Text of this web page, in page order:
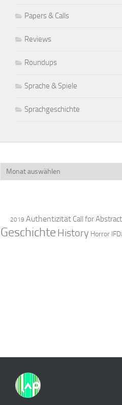
Papers & Calls
Reviews
Roundups
Sprache & Spiele
Sprachgeschichte
Archiv
2019 Authentizität Call for
Geschichte History Horror